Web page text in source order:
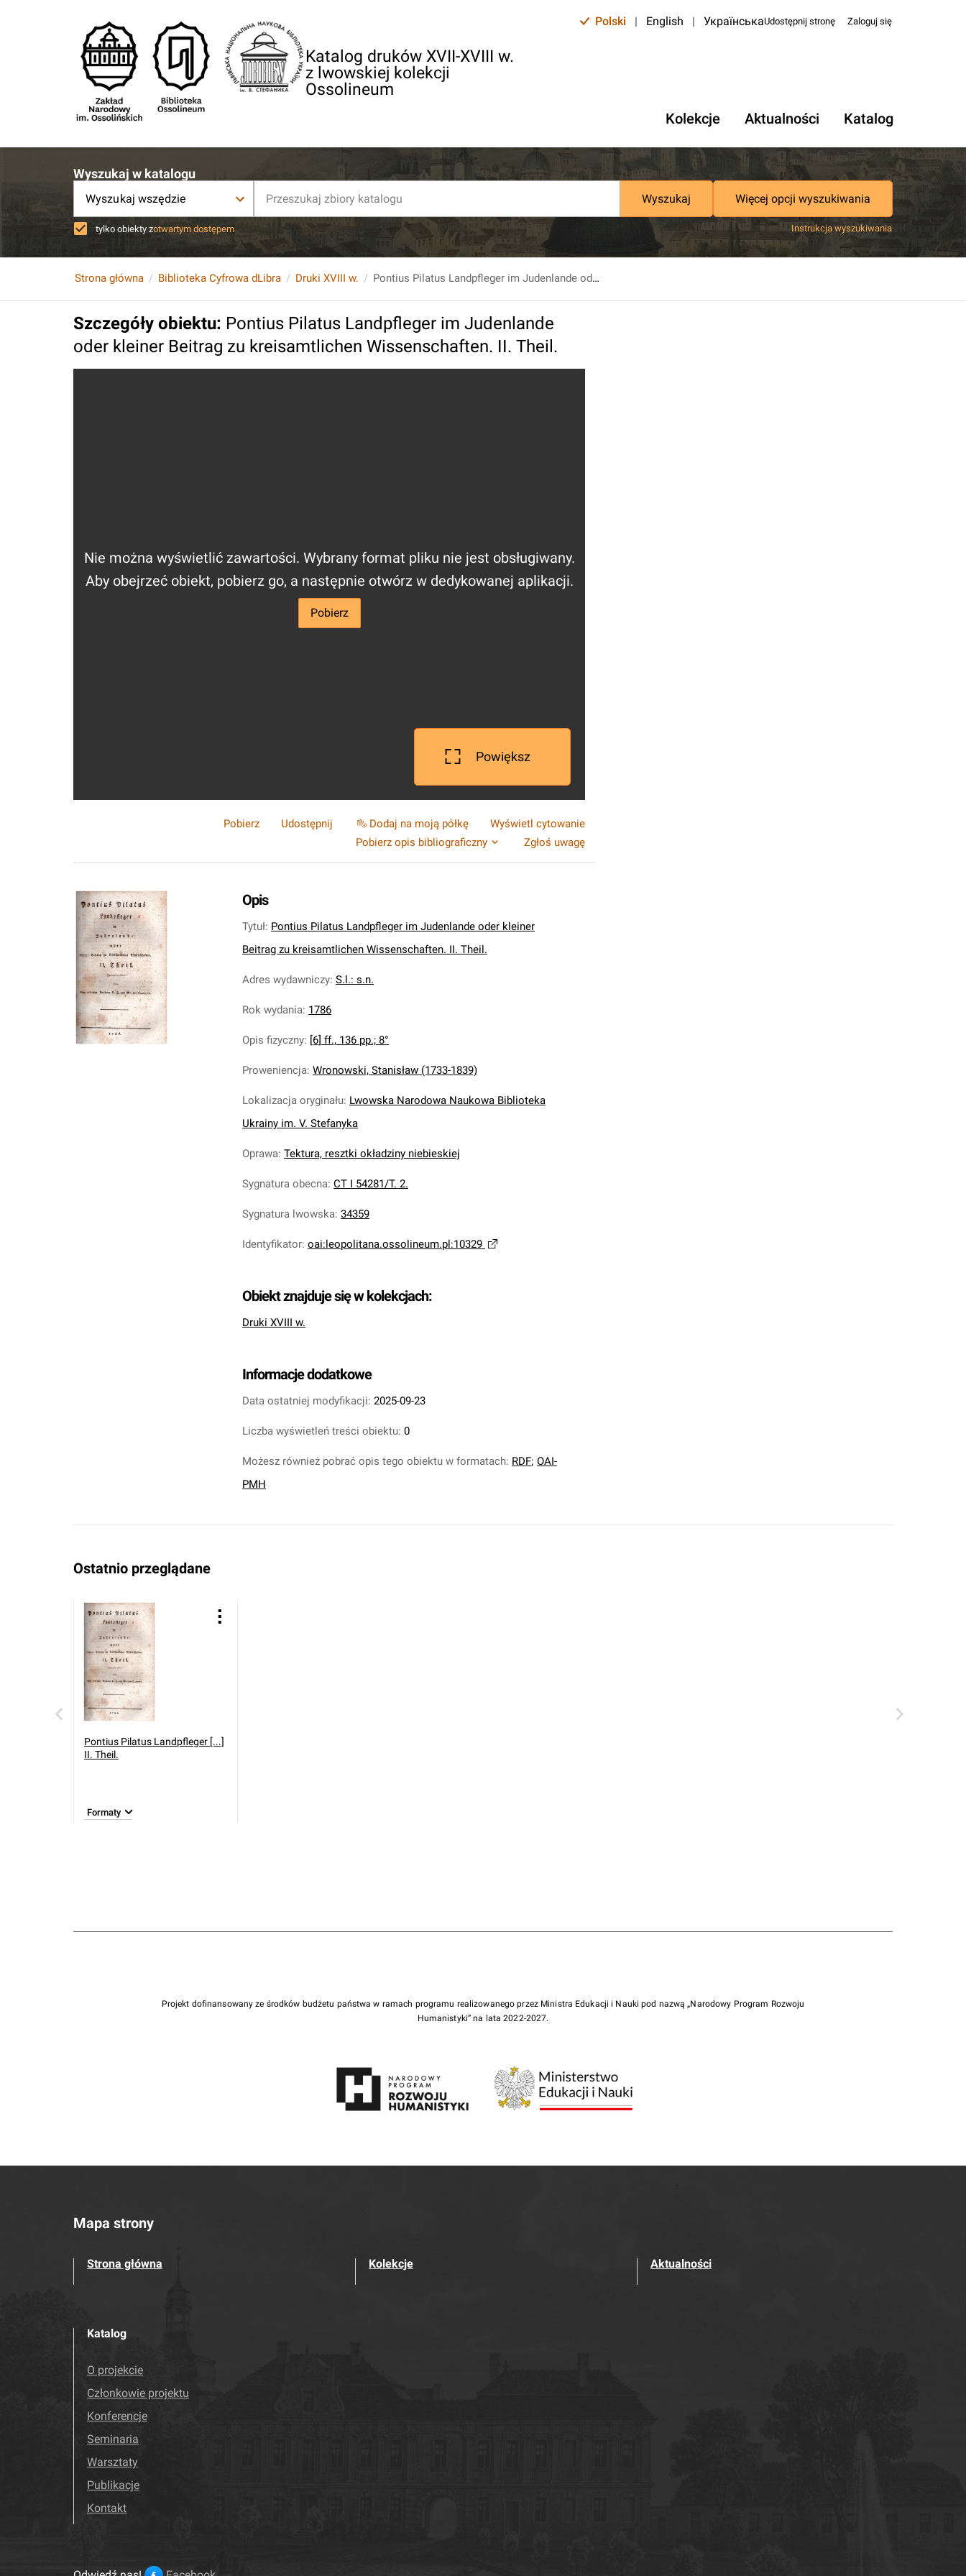
Katalog druków XVII-XVIII w.
z lwowskiej kolekcji
Ossolineum
Polski | English | УкраїнськаUdostępnij stronę Zaloguj się
Kolekcje Aktualności Katalog
Wyszukaj w katalogu
Wyszukaj wszędzie Wyszukaj Więcej opcji wyszukiwania
tylko obiekty zotwartym dostępem Instrukcja wyszukiwania
Strona główna Biblioteka Cyfrowa dLibra Druki XVIII w. Pontius Pilatus Landpfleger im Judenlande oder kleiner Beitrag zu kreisamtlichen Wissenschaften. II. Theil.
Szczegóły obiektu: Pontius Pilatus Landpfleger im Judenlande
oder kleiner Beitrag zu kreisamtlichen Wissenschaften. II. Theil.
Nie można wyświetlić zawartości. Wybrany format pliku nie jest obsługiwany.
Aby obejrzeć obiekt, pobierz go, a następnie otwórz w dedykowanej aplikacji.
Pobierz
Powiększ
Pobierz Udostępnij Dodaj na moją półkę
Wyświetl cytowanie
Pobierz opis bibliograficzny
Zgłoś uwagę
Opis
Tytuł: Pontius Pilatus Landpfleger im Judenlande oder kleiner
Beitrag zu kreisamtlichen Wissenschaften. II. Theil.
Adres wydawniczy: S.l.: s.n.
Rok wydania: 1786
Opis fizyczny: [6] ff., 136 pp.; 8°
Proweniencja: Wronowski, Stanisław (1733-1839)
Lokalizacja oryginału: Lwowska Narodowa Naukowa Biblioteka
Ukrainy im. V. Stefanyka
Oprawa: Tektura, resztki okładziny niebieskiej
Sygnatura obecna: CT I 54281/T. 2.
Sygnatura lwowska: 34359
Identyfikator: oai:leopolitana.ossolineum.pl:10329
Obiekt znajduje się w kolekcjach:
Druki XVIII w.
Informacje dodatkowe
Data ostatniej modyfikacji: 2025-09-23
Liczba wyświetleń treści obiektu: 0
Możesz również pobrać opis tego obiektu w formatach: RDF; OAI-
PMH
Ostatnio przeglądane
Pontius Pilatus Landpfleger [...]
II. Theil.
Formaty
Projekt dofinansowany ze środków budżetu państwa w ramach programu realizowanego przez Ministra Edukacji i Nauki pod nazwą „Narodowy Program Rozwoju
Humanistyki” na lata 2022-2027.
Mapa strony
Strona główna Kolekcje Aktualności
Katalog
O projekcie
Członkowie projektu
Konferencje
Seminaria
Warsztaty
Publikacje
Kontakt